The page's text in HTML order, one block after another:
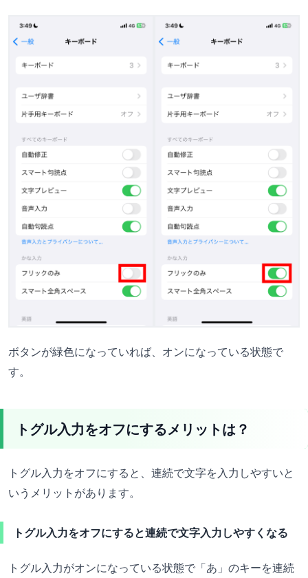
ボタンが緑色になっていれば、オンになっている状態で
す。
トグル入力をオフにするメリットは？
トグル入力をオフにすると、連続で文字を入力しやすいと
いうメリットがあります。
トグル入力をオフにすると連続で文字入力しやすくなる
トグル入力がオンになっている状態で「あ」のキーを連続